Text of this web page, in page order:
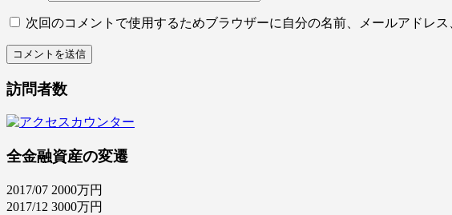
次回のコメントで使用するためブラウザーに自分の名前、メールアドレス
訪問者数
全金融資産の変遷
2017/07 2000万円
2017/12 3000万円